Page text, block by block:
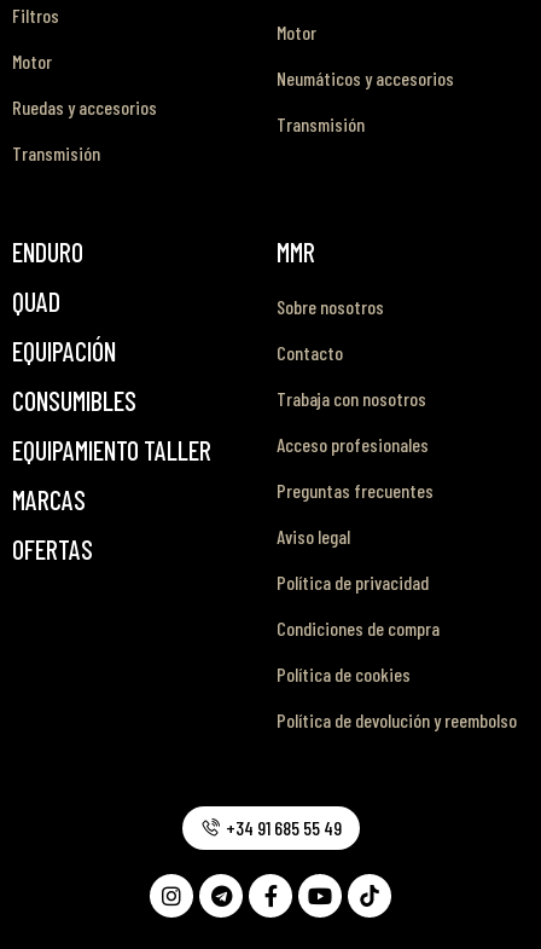
Filtros
Motor
Ruedas y accesorios
Transmisión
Motor
Neumáticos y accesorios
Transmisión
ENDURO
QUAD
EQUIPACIÓN
CONSUMIBLES
EQUIPAMIENTO TALLER
MARCAS
OFERTAS
MMR
Sobre nosotros
Contacto
Trabaja con nosotros
Acceso profesionales
Preguntas frecuentes
Aviso legal
Política de privacidad
Condiciones de compra
Política de cookies
Política de devolución y reembolso
+34 91 685 55 49